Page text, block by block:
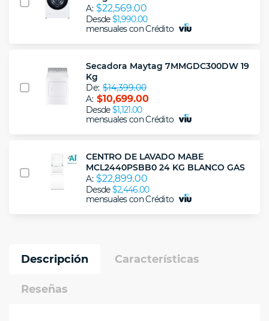
A: $22,569.00
Desde$1,990.00
mensuales con Crédito
Secadora Maytag 7MMGDC300DW 19
Kg
De: $14,399.00
A: $10,699.00
Desde$1,121.00
mensuales con Crédito
CENTRO DE LAVADO MABE
MCL2440PSBB0 24 KG BLANCO GAS
A: $22,899.00
Desde$2,446.00
mensuales con Crédito
Descripción Características
Reseñas